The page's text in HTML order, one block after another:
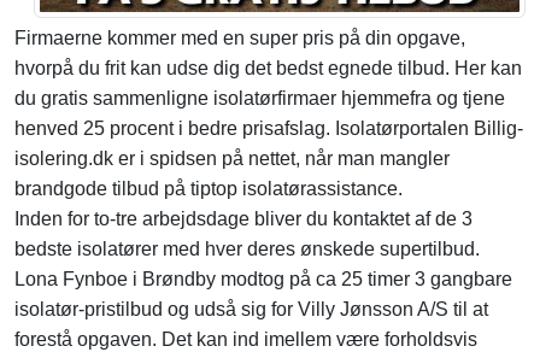
Firmaerne kommer med en super pris på din opgave,
hvorpå du frit kan udse dig det bedst egnede tilbud. Her kan
du gratis sammenligne isolatørfirmaer hjemmefra og tjene
henved 25 procent i bedre prisafslag. Isolatørportalen Billig-
isolering.dk er i spidsen på nettet, når man mangler
brandgode tilbud på tiptop isolatørassistance.
Inden for to-tre arbejdsdage bliver du kontaktet af de 3
bedste isolatører med hver deres ønskede supertilbud.
Lona Fynboe i Brøndby modtog på ca 25 timer 3 gangbare
isolatør-pristilbud og udså sig for Villy Jønsson A/S til at
forestå opgaven. Det kan ind imellem være forholdsvis